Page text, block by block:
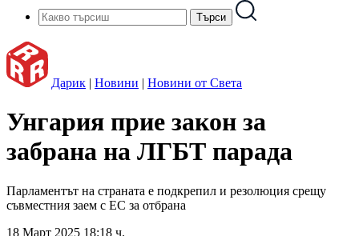
Дарик | Новини | Новини от Света
Унгария прие закон за
забрана на ЛГБТ парада
Парламентът на страната е подкрепил и резолюция срещу
съвместния заем с ЕС за отбрана
18 Март 2025 18:18 ч.